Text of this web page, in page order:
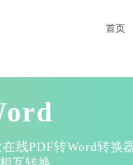
首页
线PDF转Word转换